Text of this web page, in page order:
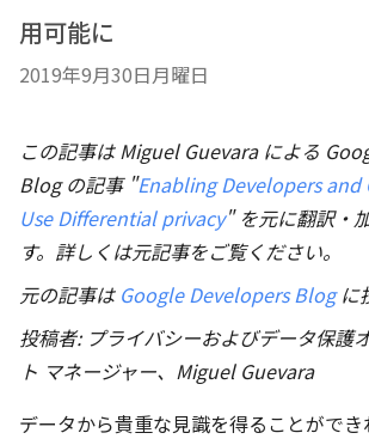
用可能に
2019年9月30日月曜日
この記事は Miguel Guevara による
Blog の記事 "Enabling Developers
Use Differential privacy" を元に翻訳・
す。詳しくは元記事をご覧ください。
元の記事は Google Developers Blogに
投稿者: プライバシーおよびデータ保護
ト マネージャー、Miguel Guevara
データから貴重な見識を得ることがで